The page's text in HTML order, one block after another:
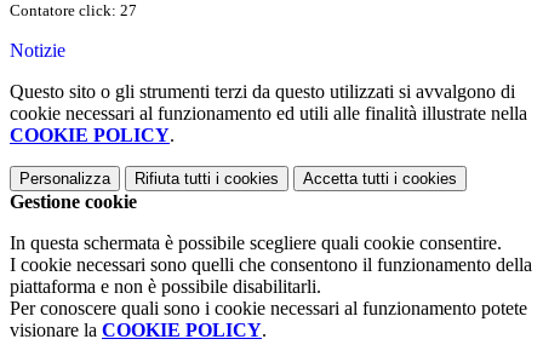
Contatore click: 27
Notizie
Questo sito o gli strumenti terzi da questo utilizzati si avvalgono di
cookie necessari al funzionamento ed utili alle finalità illustrate nella
COOKIE POLICY.
Personalizza Rifiuta tutti i cookies Accetta tutti i cookies
Gestione cookie
In questa schermata è possibile scegliere quali cookie consentire.
I cookie necessari sono quelli che consentono il funzionamento della
piattaforma e non è possibile disabilitarli.
Per conoscere quali sono i cookie necessari al funzionamento potete
visionare la COOKIE POLICY.